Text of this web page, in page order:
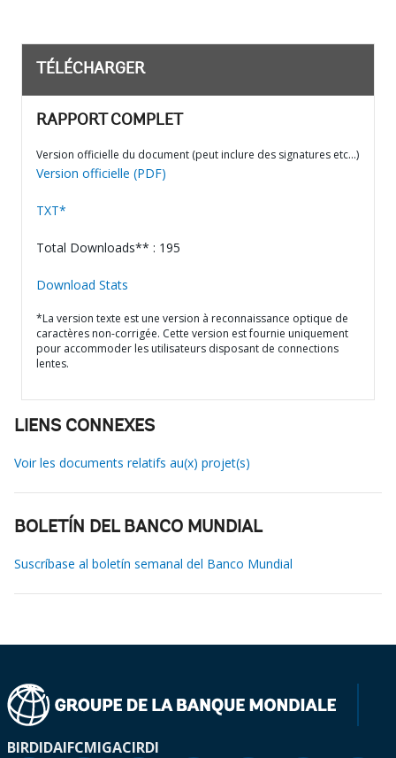
TÉLÉCHARGER
RAPPORT COMPLET
Version officielle du document (peut inclure des signatures etc…)
Version officielle (PDF)
TXT*
Total Downloads** : 195
Download Stats
*La version texte est une version à reconnaissance optique de
caractères non-corrigée. Cette version est fournie uniquement
pour accommoder les utilisateurs disposant de connections
lentes.
LIENS CONNEXES
Voir les documents relatifs au(x) projet(s)
BOLETÍN DEL BANCO MUNDIAL
Suscríbase al boletín semanal del Banco Mundial
BIRDIDAIFCMIGACIRDI